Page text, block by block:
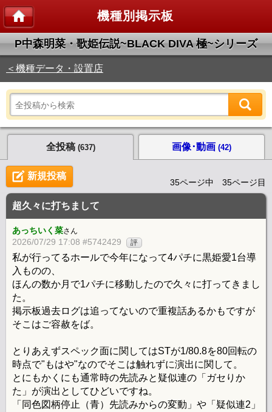
機種別掲示板
P中森明菜・歌姫伝説~BLACK DIVA 極~シリーズ
＜機種データ・設置店
全投稿 (637) 画像･動画 (42)
新規投稿
35ページ中 35ページ目
超久々に打ちまして
あっちいく菜さん
2026/07/29 17:08 #5742429 評
私が行ってるホールで今年になって4パチに黒姫愛1台導
入ものの、
ほんの数か月で1パチに移動したので久々に打ってきまし
た。
掲示板過去ログは追ってないので重複話あるかもですが
そこはご容赦をば。
とりあえずスペック面に関してはSTが1/80.8を80回転の
時点で"もはや"なのでそこは触れずに演出に関して。
とにもかくにも通常時の先読みと疑似連の「ガセりか
た」が演出としてひどいですね。
「同色図柄停止（青）先読みからの変動」や「疑似連2」